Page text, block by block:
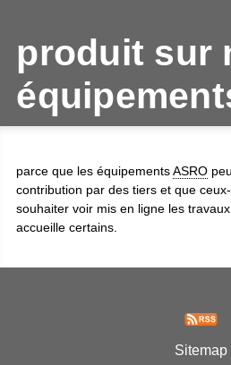
produit sur
parce que les équipementsASRO
contribution par des tiers et que
souhaiter voir mis en ligne les
accueille certains.
Sitemap